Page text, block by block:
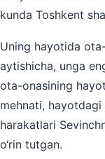
kunda Toshkent
Uning hayotida
aytishicha, unga
ota-onasining
mehnati,
harakatlari
o‘rin tutgan.